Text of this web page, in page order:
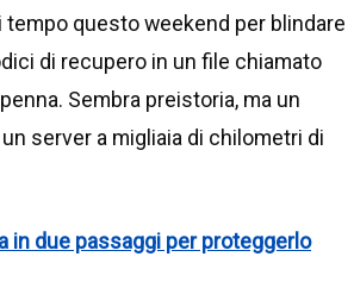
questo weekend per blindare
di recupero in un file chiamato
Sembra preistoria, ma un
server a migliaia di chilometri di
in due passaggi per proteggerlo